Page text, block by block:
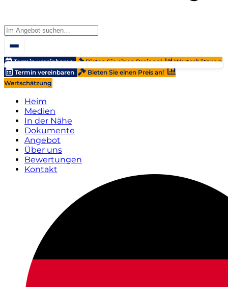
Termin vereinbaren Bieten Sie einen Preis an!
Wertschätzung
Termin vereinbaren
Bieten Sie einen Preis an!
Wertschätzung
Heim
Medien
In der Nähe
Dokumente
Angebot
Über uns
Bewertungen
Kontakt